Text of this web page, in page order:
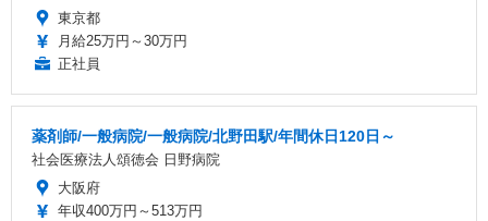
東京都
月給25万円～30万円
正社員
薬剤師/一般病院/一般病院/北野田駅/年間休日120日～
社会医療法人頌徳会 日野病院
大阪府
年収400万円～513万円